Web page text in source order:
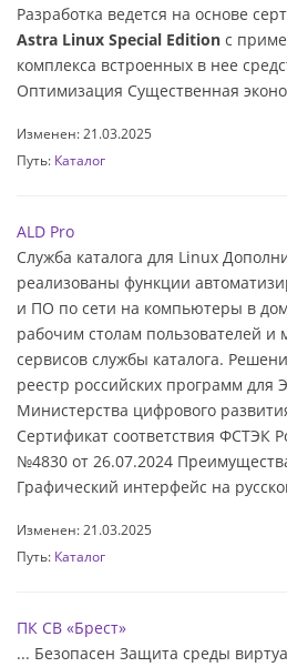
Разработка ведется на основе
Astra Linux Special Edition с
комплекса встроенных в нее
Оптимизация Существенная
Изменен: 21.03.2025
Путь: Каталог
ALD Pro
Служба каталога для Linux
реализованы функции
и ПО по сети на компьютеры в
рабочим столам пользователей и
сервисов службы каталога.
реестр российских программ для
Министерства цифрового
Сертификат соответствия ФСТЭК
№4830 от 26.07.2024
Графический интерфейс на
Изменен: 21.03.2025
Путь: Каталог
ПК СВ «Брест»
... Безопасен Защита среды